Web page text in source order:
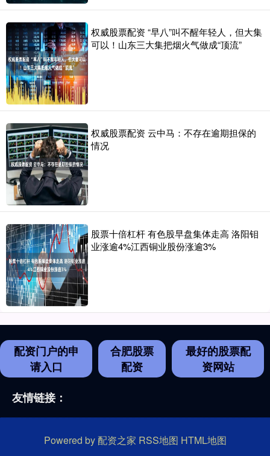
权威股票配资 “早八”叫不醒年轻人，但大集
可以！山东三大集把烟火气做成“顶流”
权威股票配资 云中马：不存在逾期担保的
情况
股票十倍杠杆 有色股早盘集体走高 洛阳钼
业涨逾4%江西铜业股份涨逾3%
配资门户的申
请入口
合肥股票
配资
最好的股票配
资网站
友情链接：
Powered by 配资之家 RSS地图 HTML地图